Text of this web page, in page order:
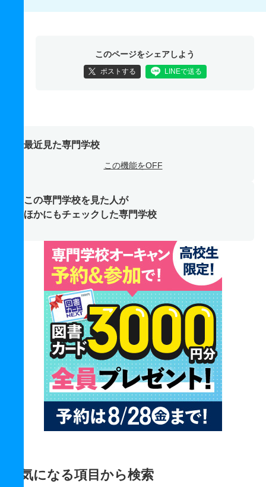
このページをシェアしよう
ポストする LINEで送る
最近見た専門学校
この機能をOFF
この専門学校を見た人が
ほかにもチェックした専門学校
気になる項目から検索